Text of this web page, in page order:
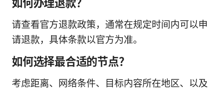
如何办理退款？
请查看官方退款政策，通常在规定时间内可以申
请退款，具体条款以官方为准。
如何选择最合适的节点？
考虑距离、网络条件、目标内容所在地区、以及